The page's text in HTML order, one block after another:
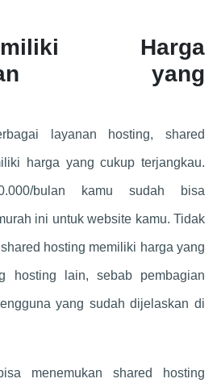
Harga
yang
layanan hosting, shared
harga yang cukup terjangkau.
bulan kamu sudah bisa
ini untuk website kamu. Tidak
hosting memiliki harga yang
hosting lain, sebab pembagian
yang sudah dijelaskan di
menemukan shared hosting